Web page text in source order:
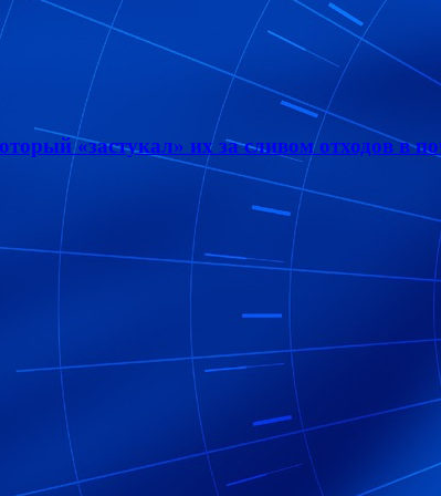
«застукал» их за сливом отходов в